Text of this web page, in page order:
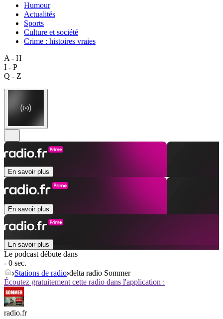
Humour
Actualités
Sports
Culture et société
Crime : histoires vraies
A - H
I - P
Q - Z
En savoir plus
En savoir plus
En savoir plus
Le podcast débute dans
- 0 sec.
Stations de radio delta radio Sommer
Écoutez gratuitement cette radio dans l'application :
radio.fr